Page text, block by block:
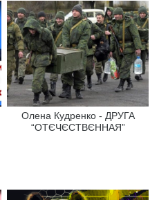
Олена Кудренко - ДРУГА
“ОТЄЧЄСТВЄННАЯ”